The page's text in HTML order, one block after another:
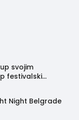
svojim
festivalski
Night Belgrade